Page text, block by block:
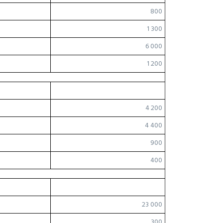
800
1 300
6 000
1 200
4 200
4 400
900
400
23 000